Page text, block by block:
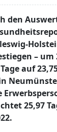
den
– um
auf
25,97